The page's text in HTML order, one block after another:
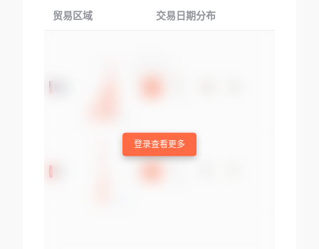
贸易区域 交易日期分布
登录查看更多